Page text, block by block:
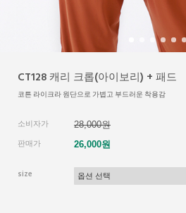
CT128 캐리 크롭(아이보리) + 패드
코튼 라이크라 원단으로 가볍고 부드러운 착용감
소비자가
28,000원
판매가
26,000원
size